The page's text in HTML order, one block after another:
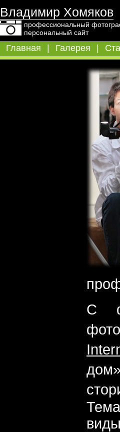
Владимир Хомяков
профессиональный
персональный сайт
Главная Галерея
С